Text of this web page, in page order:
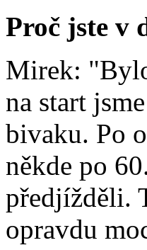
Proč jste v
Mirek:
na start
bivaku. Po
někde po
předjížděli.
opravdu